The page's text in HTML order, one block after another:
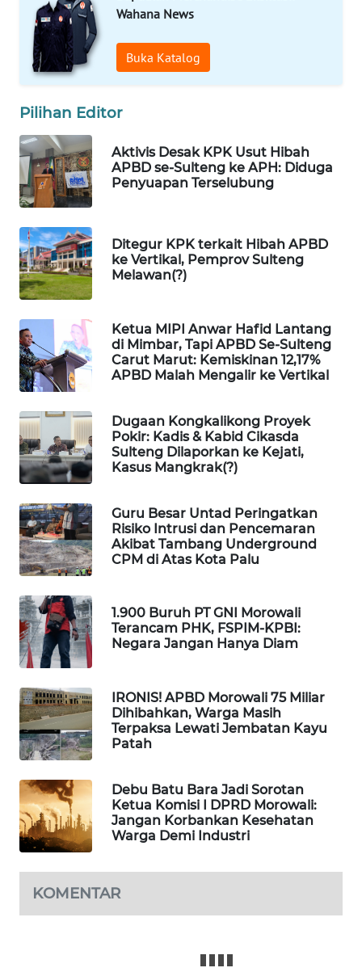
Wahana News
Buka Katalog
Pilihan Editor
Aktivis Desak KPK Usut Hibah
APBD se-Sulteng ke APH: Diduga
Penyuapan Terselubung
Ditegur KPK terkait Hibah APBD
ke Vertikal, Pemprov Sulteng
Melawan(?)
Ketua MIPI Anwar Hafid Lantang
di Mimbar, Tapi APBD Se-Sulteng
Carut Marut: Kemiskinan 12,17%
APBD Malah Mengalir ke Vertikal
Dugaan Kongkalikong Proyek
Pokir: Kadis & Kabid Cikasda
Sulteng Dilaporkan ke Kejati,
Kasus Mangkrak(?)
Guru Besar Untad Peringatkan
Risiko Intrusi dan Pencemaran
Akibat Tambang Underground
CPM di Atas Kota Palu
1.900 Buruh PT GNI Morowali
Terancam PHK, FSPIM-KPBI:
Negara Jangan Hanya Diam
IRONIS! APBD Morowali 75 Miliar
Dihibahkan, Warga Masih
Terpaksa Lewati Jembatan Kayu
Patah
Debu Batu Bara Jadi Sorotan
Ketua Komisi I DPRD Morowali:
Jangan Korbankan Kesehatan
Warga Demi Industri
KOMENTAR
MASYARAKAT
KELISTRIKAN
WALINKI
ID
ID
MARTABAT
NET
PLN
WATCH
MKLI
LPKKI
LKKI
KOPEKLIN
PORTAL
FORWAMKI
ALPERKLINAS
FORJASIDA
TAMBANG
SITUNGIR
NEWS
SIDIKALANG
NEWS
SIBARAGAS
METRO
SIANTAR